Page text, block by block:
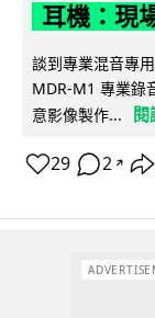
耳機：現
談到專業混音專
MDR-M1 專業錄
意影像製作...
29 2 ↗